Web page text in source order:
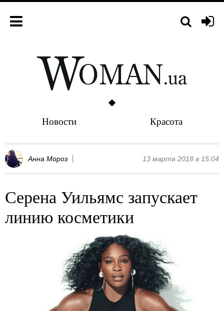
Новости Красота
Анна Мороз 13 марта 2018 в 15:04
Серена Уильямс запускает
линию косметики